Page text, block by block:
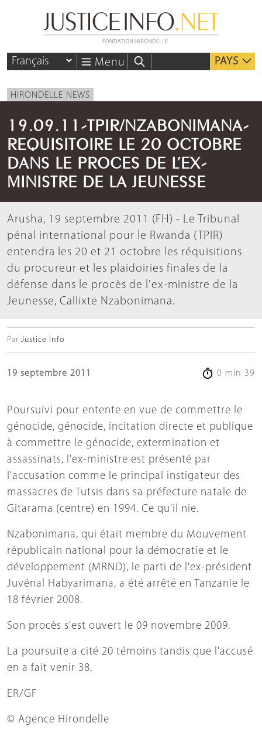
Menu PAYS
HIRONDELLE NEWS
19.09.11-TPIR/NZABONIMANA-
REQUISITOIRE LE 20 OCTOBRE
DANS LE PROCES DE L’EX-
MINISTRE DE LA JEUNESSE
Arusha, 19 septembre 2011 (FH) - Le Tribunal
pénal international pour le Rwanda (TPIR)
entendra les 20 et 21 octobre les réquisitions
du procureur et les plaidoiries finales de la
défense dans le procès de l'ex-ministre de la
Jeunesse, Callixte Nzabonimana.
Par Justice Info
19 septembre 2011 0 min 39
Poursuivi pour entente en vue de commettre le
génocide, génocide, incitation directe et publique
à commettre le génocide, extermination et
assassinats, l'ex-ministre est présenté par
l'accusation comme le principal instigateur des
massacres de Tutsis dans sa préfecture natale de
Gitarama (centre) en 1994. Ce qu'il nie.
Nzabonimana, qui était membre du Mouvement
républicain national pour la démocratie et le
développement (MRND), le parti de l'ex-président
Juvénal Habyarimana, a été arrêté en Tanzanie le
18 février 2008.
Son procès s'est ouvert le 09 novembre 2009.
La poursuite a cité 20 témoins tandis que l'accusé
en a fait venir 38.
ER/GF
© Agence Hirondelle